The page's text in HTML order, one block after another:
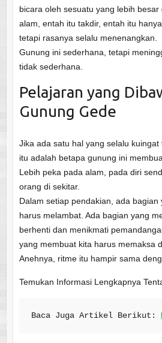
bicara oleh sesuatu yang lebih besar
alam, entah itu takdir, entah itu
tetapi rasanya selalu menenangkan.
Gunung ini sederhana, tetapi
tidak sederhana.
Pelajaran yang
Gunung Gede
Jika ada satu hal yang selalu kuingat
itu adalah betapa gunung ini
Lebih peka pada alam, pada diri
orang di sekitar.
Dalam setiap pendakian, ada bagian
harus melambat. Ada bagian yang
berhenti dan menikmati
yang membuat kita harus memaksa
Anehnya, ritme itu hampir sama
Temukan Informasi Lengkapnya
Baca Juga Artikel Berikut: